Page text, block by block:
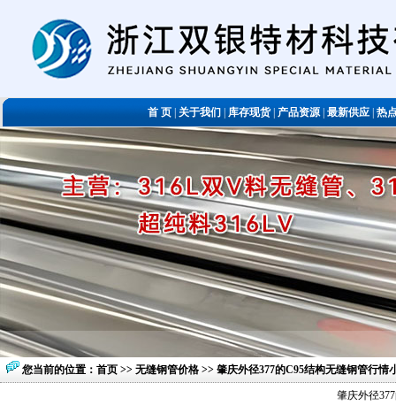
首 页关于我们库存现货|产品资源|最新供应|热
您当前的位置： 首页 >> 无缝钢管价格 >> 肇庆外径377的C95结构无缝钢管行情
肇庆外径